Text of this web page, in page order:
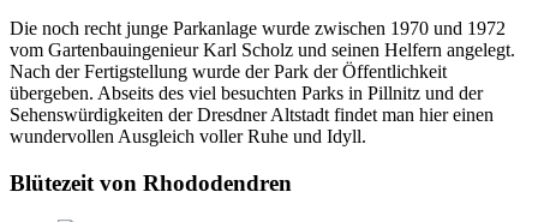
Die noch recht junge Parkanlage wurde zwischen 1970 und 1972
vom Gartenbauingenieur Karl Scholz und seinen Helfern angelegt.
Nach der Fertigstellung wurde der Park der Öffentlichkeit
übergeben. Abseits des viel besuchten Parks in Pillnitz und der
Sehenswürdigkeiten der Dresdner Altstadt findet man hier einen
wundervollen Ausgleich voller Ruhe und Idyll.
Blütezeit von Rhododendren